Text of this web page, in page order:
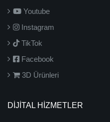
Youtube
Instagram
TikTok
Facebook
3D Ürünleri
DİJİTAL HİZMETLER